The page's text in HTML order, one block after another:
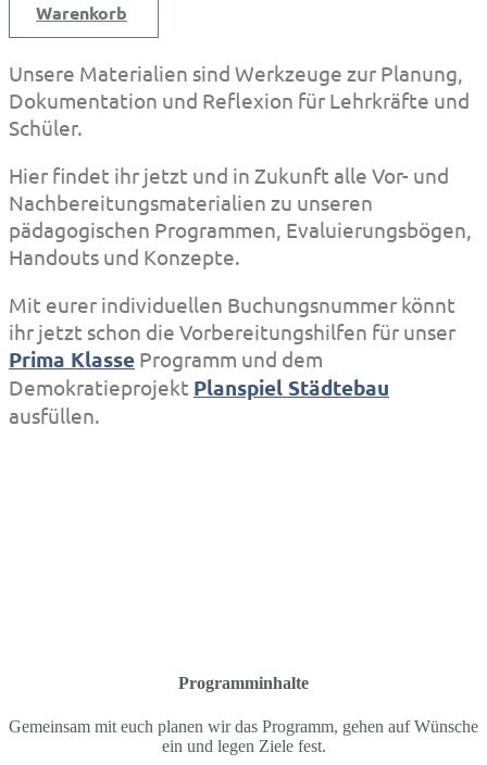
Warenkorb
Pädagogische Materialien
ErlebnisZeit Online - LearnView
Unsere Materialien sind Werkzeuge zur Planung,
Dokumentation und Reflexion für Lehrkräfte und
Schüler.
Hier findet ihr jetzt und in Zukunft alle Vor- und
Nachbereitungsmaterialien zu unseren
pädagogischen Programmen, Evaluierungsbögen,
Handouts und Konzepte.
Mit eurer individuellen Buchungsnummer könnt
ihr jetzt schon die Vorbereitungshilfen für unser
Prima Klasse Programm und dem
Demokratieprojekt Planspiel Städtebau
ausfüllen.
Programminhalte
Gemeinsam mit euch planen wir das Programm, gehen auf Wünsche
ein und legen Ziele fest.